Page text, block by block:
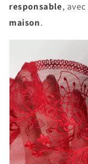
responsable,
maison.